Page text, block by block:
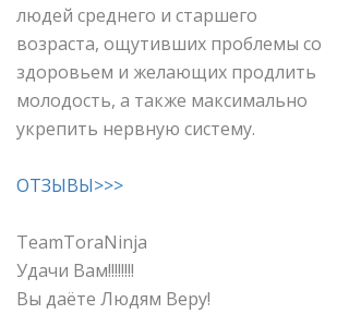
людей среднего и старшего
возраста, ощутивших проблемы со
здоровьем и желающих продлить
молодость, а также максимально
укрепить нервную систему.
ОТЗЫВЫ>>>
TeamToraNinja
Удачи Вам!!!!!!!!
Вы даёте Людям Веру!